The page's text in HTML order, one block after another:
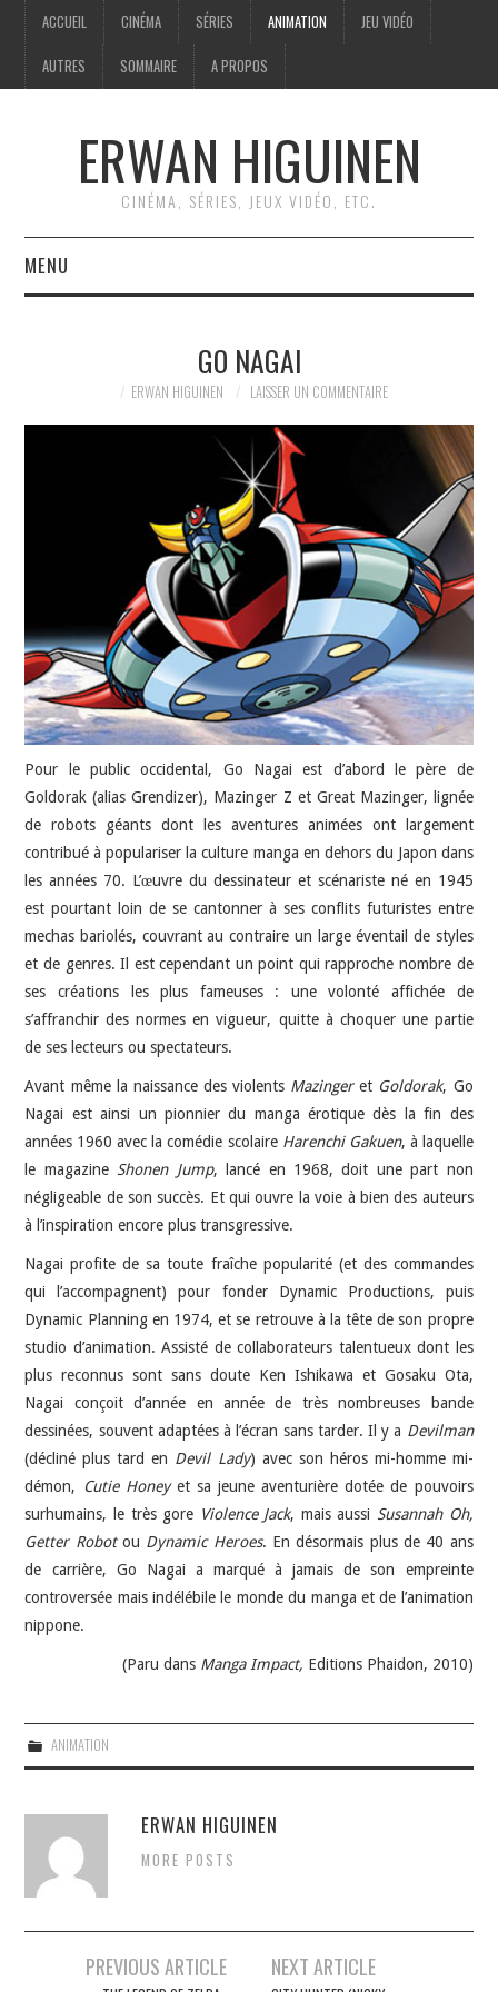
ACCUEIL CINÉMA SÉRIES ANIMATION JEU VIDÉO
AUTRES SOMMAIRE A PROPOS
ERWAN HIGUINEN
CINÉMA, SÉRIES, JEUX VIDÉO, ETC.
MENU
SÉRIES
SOMMAIRE
A PROPOS
GO NAGAI
ERWAN HIGUINEN LAISSER UN COMMENTAIRE
Pour le public occidental, Go Nagai est d’abord le père de
Goldorak (alias Grendizer), Mazinger Z et Great Mazinger, lignée
de robots géants dont les aventures animées ont largement
contribué à populariser la culture manga en dehors du Japon dans
les années 70. L’œuvre du dessinateur et scénariste né en 1945
est pourtant loin de se cantonner à ses conflits futuristes entre
mechas bariolés, couvrant au contraire un large éventail de styles
et de genres. Il est cependant un point qui rapproche nombre de
ses créations les plus fameuses : une volonté affichée de
s’affranchir des normes en vigueur, quitte à choquer une partie
de ses lecteurs ou spectateurs.
Avant même la naissance des violents Mazingeret Goldorak, Go
Nagai est ainsi un pionnier du manga érotique dès la fin des
années 1960 avec la comédie scolaire Harenchi Gakuen, à laquelle
le magazine Shonen Jump, lancé en 1968, doit une part non
négligeable de son succès. Et qui ouvre la voie à bien des auteurs
à l’inspiration encore plus transgressive.
Nagai profite de sa toute fraîche popularité (et des commandes
qui l’accompagnent) pour fonder Dynamic Productions, puis
Dynamic Planning en 1974, et se retrouve à la tête de son propre
studio d’animation. Assisté de collaborateurs talentueux dont les
plus reconnus sont sans doute Ken Ishikawa et Gosaku Ota,
Nagai conçoit d’année en année de très nombreuses bande
dessinées, souvent adaptées à l’écran sans tarder. Il y a Devilman
(décliné plus tard en Devil Lady) avec son héros mi-homme mi-
démon, Cutie Honeyet sa jeune aventurière dotée de pouvoirs
surhumains, le très gore Violence Jack, mais aussi Susannah Oh,
Getter Robotou Dynamic Heroes. En désormais plus de 40 ans
de carrière, Go Nagai a marqué à jamais de son empreinte
controversée mais indélébile le monde du manga et de l’animation
nippone.
(Paru dans Manga Impact, Editions Phaidon, 2010)
ANIMATION
ERWAN HIGUINEN
MORE POSTS
Navigation
PREVIOUS ARTICLE NEXT ARTICLE